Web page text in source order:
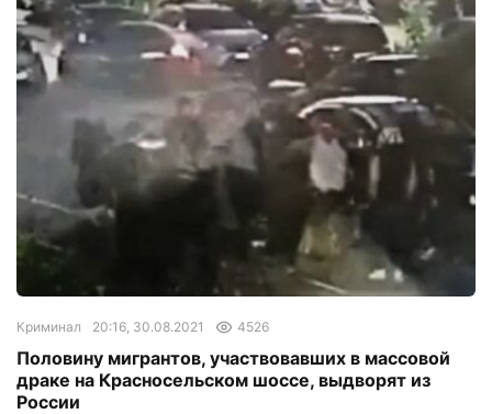
Криминал 20:16, 30.08.2021 4526
Половину мигрантов, участвовавших в массовой
драке на Красносельском шоссе, выдворят из
России